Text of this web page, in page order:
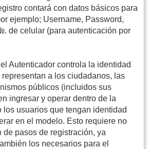
contará con datos básicos para
ejemplo; Username, Password,
de celular (para autenticación por
el Autenticador controla la identidad
a los ciudadanos, las
públicos (incluidos sus
ingresar y operar dentro de la
los usuarios que tengan identidad
en el modelo. Esto requiere no
pasos de registración, ya
los necesarios para el